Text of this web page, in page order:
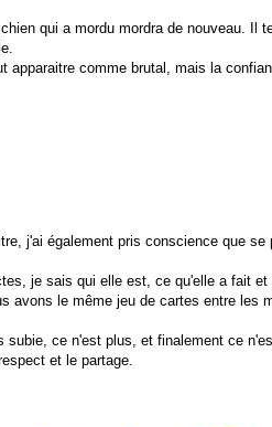
qui a mordu mordra de nouveau. Il
apparaitre comme brutal, mais la
j'ai également pris conscience que se
je sais qui elle est, ce qu'elle a fait
avons le même jeu de cartes entre les
ce n'est plus, et finalement ce
et le partage.